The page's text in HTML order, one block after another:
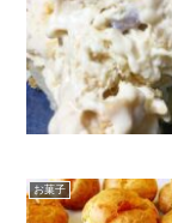
お菓子